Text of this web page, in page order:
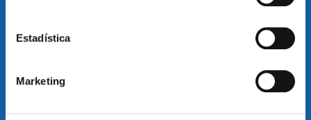
Estadística
Marketing
Volver arriba
Suscríbete a nuestro newsletter y no te pierdas las últimas